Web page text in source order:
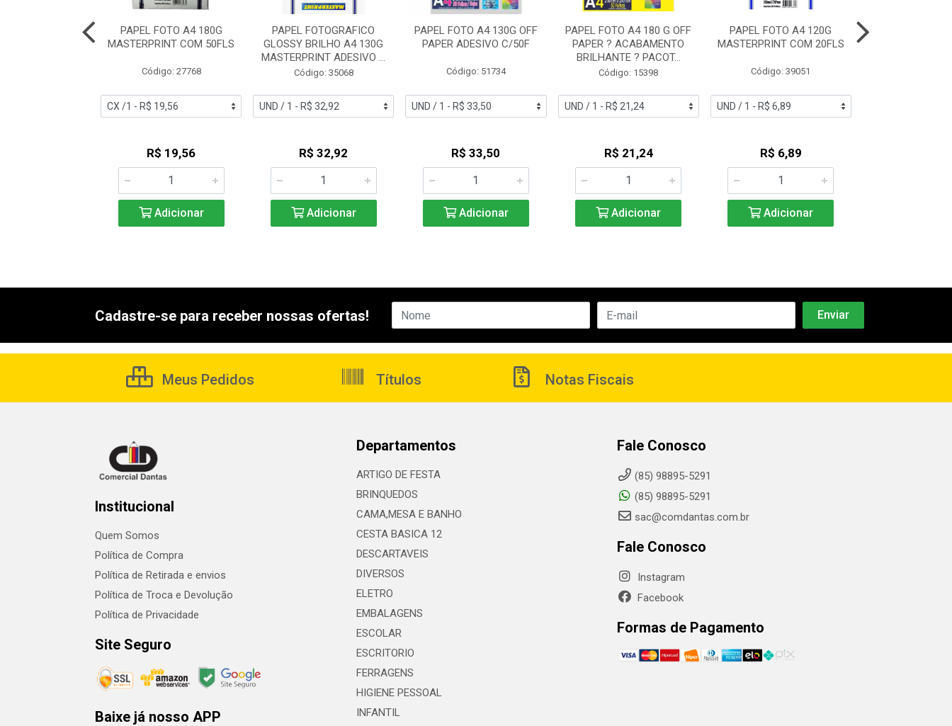
PAPEL FOTO A4 180G
MASTERPRINT COM 50FLS
Código: 27768
R$ 19,56
Adicionar
PAPEL FOTOGRAFICO
GLOSSY BRILHO A4 130G
MASTERPRINT ADESIVO ...
Código: 35068
R$ 32,92
Adicionar
PAPEL FOTO A4 130G OFF
PAPER ADESIVO C/50F
Código: 51734
R$ 33,50
Adicionar
PAPEL FOTO A4 180 G OFF
PAPER ? ACABAMENTO
BRILHANTE ? PACOT...
Código: 15398
R$ 21,24
Adicionar
PAPEL FOTO A4 120G
MASTERPRINT COM 20FLS
Código: 39051
R$ 6,89
Adicionar
Cadastre-se para receber nossas ofertas!
Meus Pedidos Títulos Notas Fiscais
Institucional
Quem Somos
Política de Compra
Política de Retirada e envios
Política de Troca e Devolução
Política de Privacidade
Site Seguro
Baixe já nosso APP
Departamentos
ARTIGO DE FESTA
BRINQUEDOS
CAMA,MESA E BANHO
CESTA BASICA 12
DESCARTAVEIS
DIVERSOS
ELETRO
EMBALAGENS
ESCOLAR
ESCRITORIO
FERRAGENS
HIGIENE PESSOAL
INFANTIL
Fale Conosco
(85) 98895-5291
(85) 98895-5291
sac@comdantas.com.br
Fale Conosco
Instagram
Facebook
Formas de Pagamento